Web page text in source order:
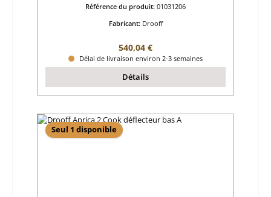
Référence du produit: 01031206
Fabricant: Drooff
Prix régulier :
540,04 €
Délai de livraison environ 2-3 semaines
Détails
Seul 1 disponible